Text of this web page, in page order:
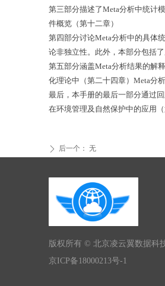
第三部分描述了Meta分析中统计
件概览（第十二章）
第四部分讨论Meta分析中的具体
论非独立性。此外，本部分包括
第五部分涵盖Meta分析结果的解
化理论中（第二十四章）Meta分析
最后，本手册的最后一部分通过
在环境管理及自然保护中的应用
ꄲ 后一个： 无
版权所有 © 北京凌云翼数据科
京ICP备18000213号-1